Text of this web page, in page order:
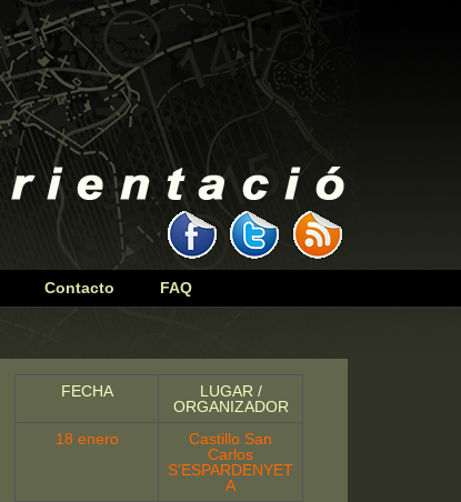
Contacto FAQ
FECHA
LUGAR /
ORGANIZADOR
18 enero
Castillo San
Carlos
S'ESPARDENYET
A